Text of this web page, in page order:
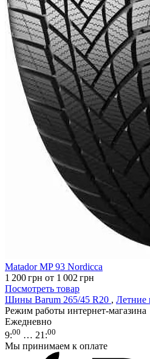
Matador MP 93 Nordicca
1 200грн от 1 002 грн
Посмотреть товар
Шины Barum 265/45 R20 , Летние
Режим работы интернет-магазина
Ежедневно
9:00 … 21:00
Мы принимаем к оплате